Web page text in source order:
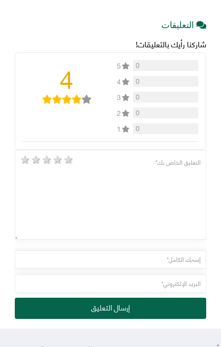
التعليقات
شاركنا رأيك بالتعليقات!
0
5
0
4
0
3
0
2
0
1
4
5 stars 4 stars 3 stars 2 stars 1 star
إرسال التعليق